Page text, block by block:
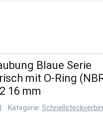
Blaue Serie
mit O-Ring
16 mm
Kategorie: